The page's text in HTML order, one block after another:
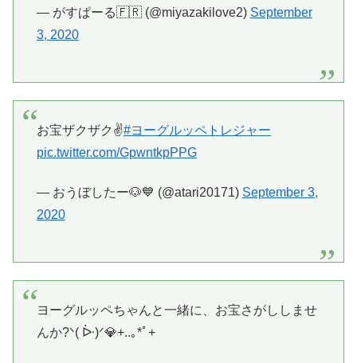
— がすぱーる🇫🇷 (@miyazakilove2) September
3, 2020
お宝ザクザク✌️#ヨーグルッペトレジャー
pic.twitter.com/GpwntkpPPG
— おうぼしたー🐶💙 (@atari20171) September 3,
2020
ヨーグルッペちゃんと一緒に、お宝さがししませ
んか?ᐠ( ᐕ)ᐟ💎+..｡*ﾟ+